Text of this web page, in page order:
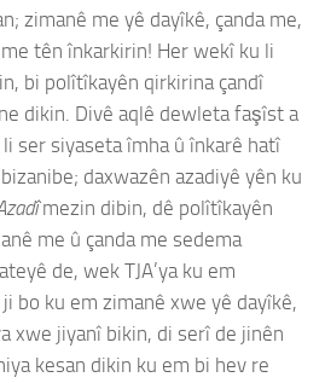
zimanê me yê dayîkê, çanda me,
tên înkarkirin! Her wekî ku li
bi polîtîkayên qirkirina çandî
dikin. Divê aqlê dewleta faşîst a
ser siyaseta îmha û înkarê hatî
daxwazên azadiyê yên ku
mezin dibin, dê polîtîkayên
me û çanda me sedema
de, wek TJA’ya ku em
bo ku em zimanê xwe yê dayîkê,
xwe jiyanî bikin, di serî de jinên
kesan dikin ku em bi hev re